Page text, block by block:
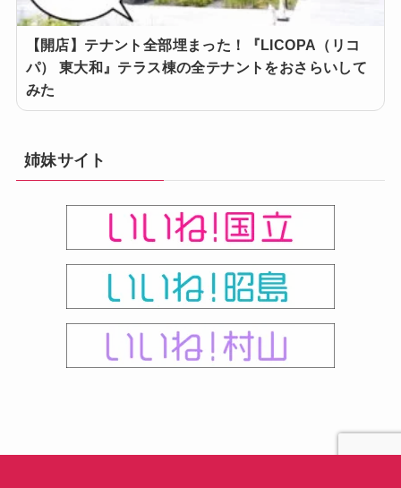
【開店】テナント全部埋まった！『LICOPA（リコ
パ） 東大和』テラス棟の全テナントをおさらいして
みた
姉妹サイト